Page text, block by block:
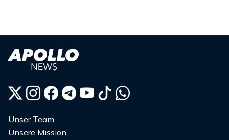
Unser Team
Unsere Mission